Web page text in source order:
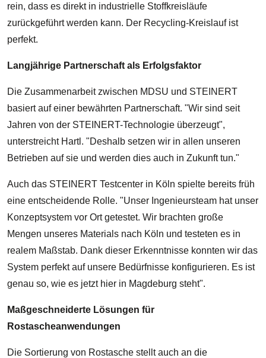
rein, dass es direkt in industrielle Stoffkreisläufe
zurückgeführt werden kann. Der Recycling-Kreislauf ist
perfekt.
Langjährige Partnerschaft als Erfolgsfaktor
Die Zusammenarbeit zwischen MDSU und STEINERT
basiert auf einer bewährten Partnerschaft. "Wir sind seit
Jahren von der STEINERT-Technologie überzeugt",
unterstreicht Hartl. "Deshalb setzen wir in allen unseren
Betrieben auf sie und werden dies auch in Zukunft tun."
Auch das STEINERT Testcenter in Köln spielte bereits früh
eine entscheidende Rolle. "Unser Ingenieursteam hat unser
Konzeptsystem vor Ort getestet. Wir brachten große
Mengen unseres Materials nach Köln und testeten es in
realem Maßstab. Dank dieser Erkenntnisse konnten wir das
System perfekt auf unsere Bedürfnisse konfigurieren. Es ist
genau so, wie es jetzt hier in Magdeburg steht".
Maßgeschneiderte Lösungen für
Rostascheanwendungen
Die Sortierung von Rostasche stellt auch an die